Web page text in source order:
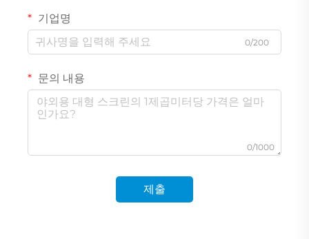
기업명
0/200
문의 내용
0/1000
제출